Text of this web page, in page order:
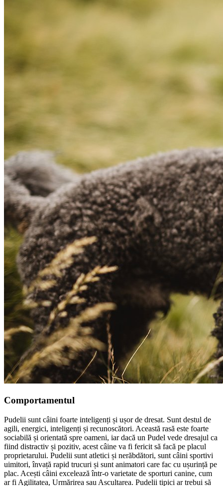
Comportamentul
Pudelii sunt câini foarte inteligenți și ușor de dresat. Sunt destul de
agili, energici, inteligenți și recunoscători. Această rasă este foarte
sociabilă și orientată spre oameni, iar dacă un Pudel vede dresajul ca
fiind distractiv și pozitiv, acest câine va fi fericit să facă pe placul
proprietarului. Pudelii sunt atletici și nerăbdători, sunt câini sportivi
uimitori, învață rapid trucuri și sunt animatori care fac cu ușurință pe
plac. Acești câini excelează într-o varietate de sporturi canine, cum
ar fi Agilitatea, Urmărirea sau Ascultarea. Pudelii tipici ar trebui să